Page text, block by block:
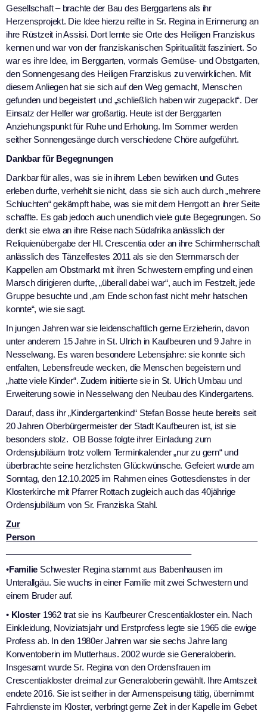
Gesellschaft – brachte der Bau des Berggartens als ihr
Herzensprojekt. Die Idee hierzu reifte in Sr. Regina in Erinnerung an
ihre Rüstzeit in Assisi. Dort lernte sie Orte des Heiligen Franziskus
kennen und war von der franziskanischen Spiritualität fasziniert. So
war es ihre Idee, im Berggarten, vormals Gemüse- und Obstgarten,
den Sonnengesang des Heiligen Franziskus zu verwirklichen. Mit
diesem Anliegen hat sie sich auf den Weg gemacht, Menschen
gefunden und begeistert und „schließlich haben wir zugepackt“. Der
Einsatz der Helfer war großartig. Heute ist der Berggarten
Anziehungspunkt für Ruhe und Erholung. Im Sommer werden
seither Sonnengesänge durch verschiedene Chöre aufgeführt.
Dankbar für Begegnungen
Dankbar für alles, was sie in ihrem Leben bewirken und Gutes
erleben durfte, verhehlt sie nicht, dass sie sich auch durch „mehrere
Schluchten“ gekämpft habe, was sie mit dem Herrgott an ihrer Seite
schaffte. Es gab jedoch auch unendlich viele gute Begegnungen. So
denkt sie etwa an ihre Reise nach Südafrika anlässlich der
Reliquienübergabe der Hl. Crescentia oder an ihre Schirmherrschaft
anlässlich des Tänzelfestes 2011 als sie den Sternmarsch der
Kappellen am Obstmarkt mit ihren Schwestern empfing und einen
Marsch dirigieren durfte, „überall dabei war“, auch im Festzelt, jede
Gruppe besuchte und „am Ende schon fast nicht mehr hatschen
konnte“, wie sie sagt.
In jungen Jahren war sie leidenschaftlich gerne Erzieherin, davon
unter anderem 15 Jahre in St. Ulrich in Kaufbeuren und 9 Jahre in
Nesselwang. Es waren besondere Lebensjahre: sie konnte sich
entfalten, Lebensfreude wecken, die Menschen begeistern und
„hatte viele Kinder“. Zudem initiierte sie in St. Ulrich Umbau und
Erweiterung sowie in Nesselwang den Neubau des Kindergartens.
Darauf, dass ihr „Kindergartenkind“ Stefan Bosse heute bereits seit
20 Jahren Oberbürgermeister der Stadt Kaufbeuren ist, ist sie
besonders stolz. OB Bosse folgte ihrer Einladung zum
Ordensjubiläum trotz vollem Terminkalender „nur zu gern“ und
überbrachte seine herzlichsten Glückwünsche. Gefeiert wurde am
Sonntag, den 12.10.2025 im Rahmen eines Gottesdienstes in der
Klosterkirche mit Pfarrer Rottach zugleich auch das 40jährige
Ordensjubiläum von Sr. Franziska Stahl.
Zur
Person________________________________________________
•Familie Schwester Regina stammt aus Babenhausen im
Unterallgäu. Sie wuchs in einer Familie mit zwei Schwestern und
einem Bruder auf.
• Kloster 1962 trat sie ins Kaufbeurer Crescentiakloster ein. Nach
Einkleidung, Noviziatsjahr und Erstprofess legte sie 1965 die ewige
Profess ab. In den 1980er Jahren war sie sechs Jahre lang
Konventoberin im Mutterhaus. 2002 wurde sie Generaloberin.
Insgesamt wurde Sr. Regina von den Ordensfrauen im
Crescentiakloster dreimal zur Generaloberin gewählt. Ihre Amtszeit
endete 2016. Sie ist seither in der Armenspeisung tätig, übernimmt
Fahrdienste im Kloster, verbringt gerne Zeit in der Kapelle im Gebet